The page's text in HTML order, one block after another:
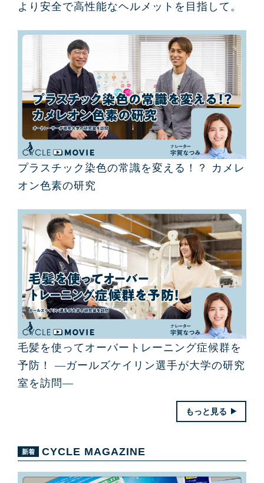
より安全で高性能なヘルメットを目指して。
プラスチック染色の常識を変える！？ カメレ
オン色素の研究
毛髪を使ってオーバートレーニング症候群を
予防！ ―ガールズケイリン選手が大学の研究
室を訪問―
もっと見る
CYCLE MAGAZINE